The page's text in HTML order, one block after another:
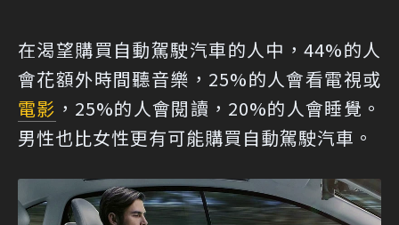
在渴望購買自動駕駛汽車的人中，44%的人
會花額外時間聽音樂，25%的人會看電視或
電影 ，25%的人會閱讀，20%的人會睡覺。
男性也比女性更有可能購買自動駕駛汽車。